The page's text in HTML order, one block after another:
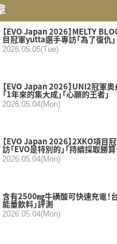
【EVO Japan 2026】MELTY
目冠軍yutta選手專訪「為了復仇
2026.05.05(Tue)
【EVO Japan 2026】UNI2冠軍
「1年來的集大成」「心願的王者」
2026.05.04(Mon)
【EVO Japan 2026】2XKO項目
訪「EVO是特別的」「持續採取勝
2026.05.04(Mon)
含有2500㎎牛磺酸可快速充電！
能量飲料」評測
2026.05.04(Mon)